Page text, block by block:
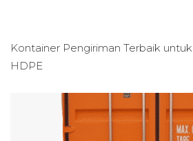
Kontainer Pengiriman Terbaik untuk
HDPE